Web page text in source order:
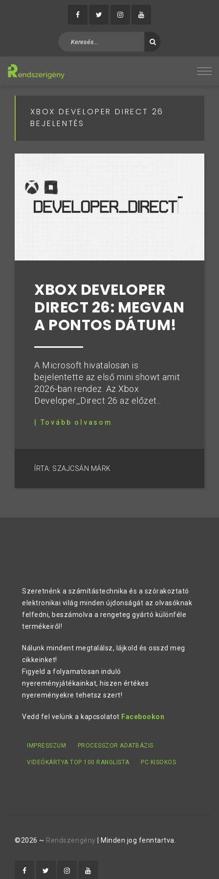
XBOX DEVELOPER DIRECT 26
BEJELENTÉS
XBOX DEVELOPER
DIRECT 26: MEGVAN
A PONTOS DÁTUM!
A Microsoft hivatalosan is
bejelentette az első mini showt amit
2026-ban rendez. Az Xbox
Developer_Direct 26 az előzet...
| Tovább olvasom
ÍRTA: SZAJCSÁN MÁRK
Szeretnénk a számítástechnika és a szórakoztató
elektronikai világ minden újdonságát az olvasóknak
felfedni, beszámolva a rengeteg gyártó különféle
termékeiről!
Nálunk mindent megtalálsz, lájkold és osszd meg
cikkeinket!
Figyeld a folyamatosan induló
nyereményjátékainkat, hiszen értékes
nyereményekre tehetsz szert!
Vedd fel velünk a kapcsolatot Facebookon
IMPRESSZUM PROCESSZOR ADATBÁZIS
VIDEÓKÁRTYA TOP 100 RANGLISTA PC KISOKOS
©2026 ~ Rendszerigény | Minden jog fenntartva.